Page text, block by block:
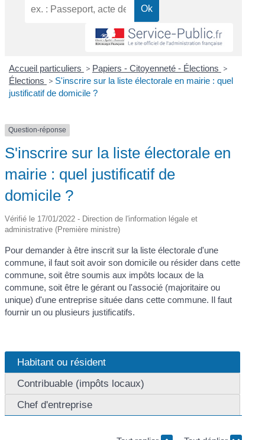
Accueil particuliers > Papiers - Citoyenneté - Élections >
Élections > S'inscrire sur la liste électorale en mairie : quel
justificatif de domicile ?
Question-réponse
S'inscrire sur la liste électorale en
mairie : quel justificatif de
domicile ?
Vérifié le 17/01/2022 - Direction de l'information légale et
administrative (Première ministre)
Pour demander à être inscrit sur la liste électorale d'une
commune, il faut soit avoir son domicile ou résider dans cette
commune, soit être soumis aux impôts locaux de la
commune, soit être le gérant ou l'associé (majoritaire ou
unique) d'une entreprise située dans cette commune. Il faut
fournir un ou plusieurs justificatifs.
Habitant ou résident
Contribuable (impôts locaux)
Chef d'entreprise